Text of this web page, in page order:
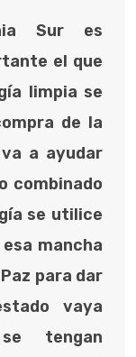
Sur es
el que
limpia se
de la
a ayudar
combinado
se utilice
mancha
para dar
vaya
tengan